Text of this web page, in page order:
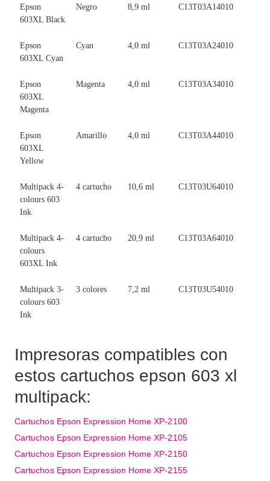
Epson
603XL Black
Negro 8,9 ml C13T03A14010
Epson
603XL Cyan
Cyan 4,0 ml C13T03A24010
Epson
603XL
Magenta
Magenta 4,0 ml C13T03A34010
Epson
603XL
Yellow
Amarillo 4,0 ml C13T03A44010
Multipack 4-
colours 603
Ink
4 cartucho 10,6 ml C13T03U64010
Multipack 4-
colours
603XL Ink
4 cartucho 20,9 ml C13T03A64010
Multipack 3-
colours 603
Ink
3 colores 7,2 ml C13T03U54010
Impresoras compatibles con
estos cartuchos epson 603 xl
multipack:
Cartuchos Epson Expression Home XP-2100
Cartuchos Epson Expression Home XP-2105
Cartuchos Epson Expression Home XP-2150
Cartuchos Epson Expression Home XP-2155